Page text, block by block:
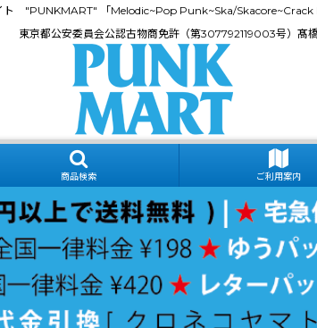
ト "PUNKMART" 「Melodic~Pop Punk~Ska/Skacore~Crack
東京都公安委員会公認古物商免許（第307792119003号）髙
商品検索 ご利用案内